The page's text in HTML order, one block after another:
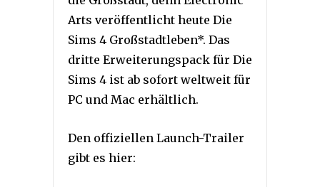
Arts veröffentlicht heute Die
Sims 4 Großstadtleben*. Das
dritte Erweiterungspack für Die
Sims 4 ist ab sofort weltweit für
PC und Mac erhältlich.
Den offiziellen Launch-Trailer
gibt es hier: